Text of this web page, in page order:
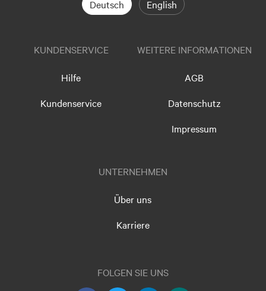
Deutsch English
KUNDENSERVICE
Hilfe
Kundenservice
WEITERE INFORMATIONEN
AGB
Datenschutz
Impressum
UNTERNEHMEN
Über uns
Karriere
FOLGEN SIE UNS